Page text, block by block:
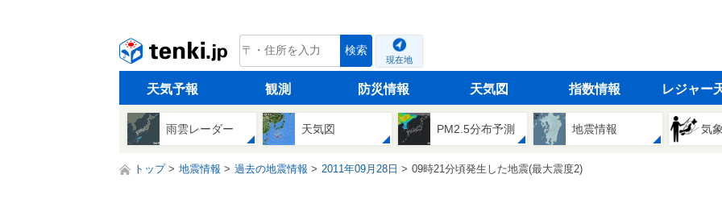
tenki.jp 検索
現在地
天気予報 観測 防災情報 天気図 指数情報 レジャー
雨雲レーダー 天気図 PM2.5分布予測 地震情報 気
トップ 地震情報 過去の地震情報 2011年09月28日 09時21分頃発生した地震(最大震度2)